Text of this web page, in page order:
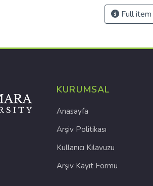
Full
KURUMSAL
Anasayfa
Arşiv Politikası
Kullanıcı Kılavuzu
Arşiv Kayıt Formu